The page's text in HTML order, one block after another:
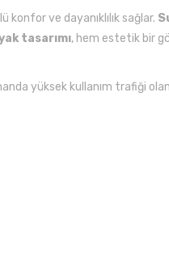
konfor ve dayanıklılık sağlar.
tasarımı, hem estetik bir
yüksek kullanım trafiği olan